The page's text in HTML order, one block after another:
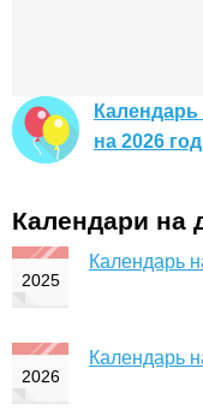
на 2026 год
Календари на
Календарь
Календарь